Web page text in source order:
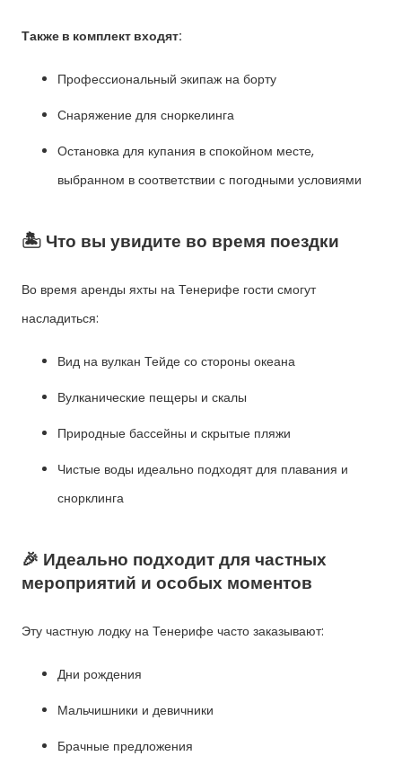
Также в комплект входят:
Профессиональный экипаж на борту
Снаряжение для сноркелинга
Остановка для купания в спокойном месте,
выбранном в соответствии с погодными условиями
🏝️ Что вы увидите во время поездки
Во время аренды яхты на Тенерифе гости смогут
насладиться:
Вид на вулкан Тейде со стороны океана
Вулканические пещеры и скалы
Природные бассейны и скрытые пляжи
Чистые воды идеально подходят для плавания и
снорклинга
🎉 Идеально подходит для частных
мероприятий и особых моментов
Эту частную лодку на Тенерифе часто заказывают:
Дни рождения
Мальчишники и девичники
Брачные предложения